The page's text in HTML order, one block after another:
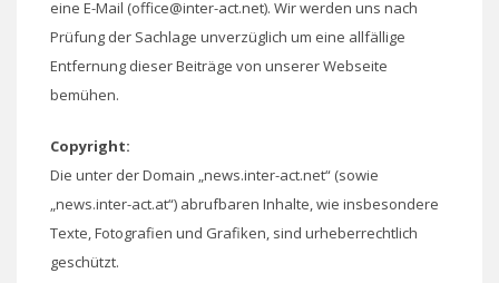
eine E-Mail (office@inter-act.net). Wir werden uns nach
Prüfung der Sachlage unverzüglich um eine allfällige
Entfernung dieser Beiträge von unserer Webseite
bemühen.
Copyright:
Die unter der Domain „news.inter-act.net“ (sowie
„news.inter-act.at“) abrufbaren Inhalte, wie insbesondere
Texte, Fotografien und Grafiken, sind urheberrechtlich
geschützt.